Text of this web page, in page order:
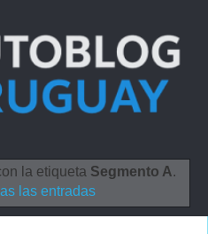
la etiqueta Segmento A.
las entradas